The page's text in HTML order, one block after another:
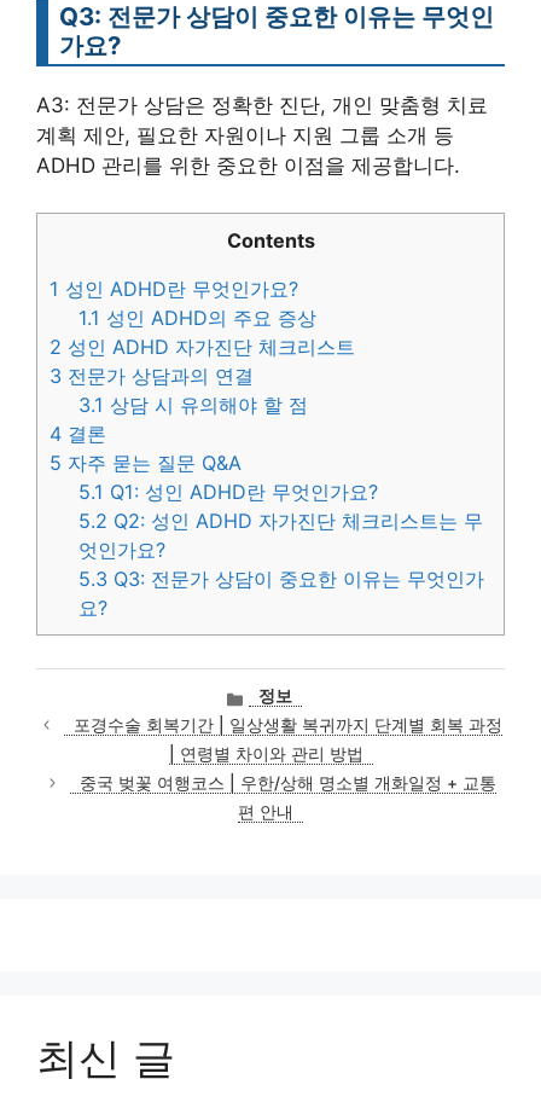
Q3: 전문가 상담이 중요한 이유는 무엇인
가요?
A3: 전문가 상담은 정확한 진단, 개인 맞춤형 치료
계획 제안, 필요한 자원이나 지원 그룹 소개 등
ADHD 관리를 위한 중요한 이점을 제공합니다.
Contents
1 성인 ADHD란 무엇인가요?
1.1 성인 ADHD의 주요 증상
2 성인 ADHD 자가진단 체크리스트
3 전문가 상담과의 연결
3.1 상담 시 유의해야 할 점
4 결론
5 자주 묻는 질문 Q&A
5.1 Q1: 성인 ADHD란 무엇인가요?
5.2 Q2: 성인 ADHD 자가진단 체크리스트는 무
엇인가요?
5.3 Q3: 전문가 상담이 중요한 이유는 무엇인가
요?
카
테
고
리
정보
포경수술 회복기간 | 일상생활 복귀까지 단계별 회복 과정
| 연령별 차이와 관리 방법
중국 벚꽃 여행코스 | 우한/상해 명소별 개화일정 + 교통
편 안내
최신 글